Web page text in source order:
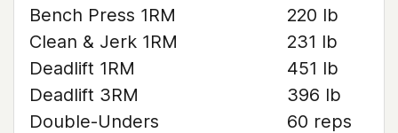
Bench Press 1RM
220 lb
Clean & Jerk 1RM
231 lb
Deadlift 1RM
451 lb
Deadlift 3RM
396 lb
Double-Unders
60 reps